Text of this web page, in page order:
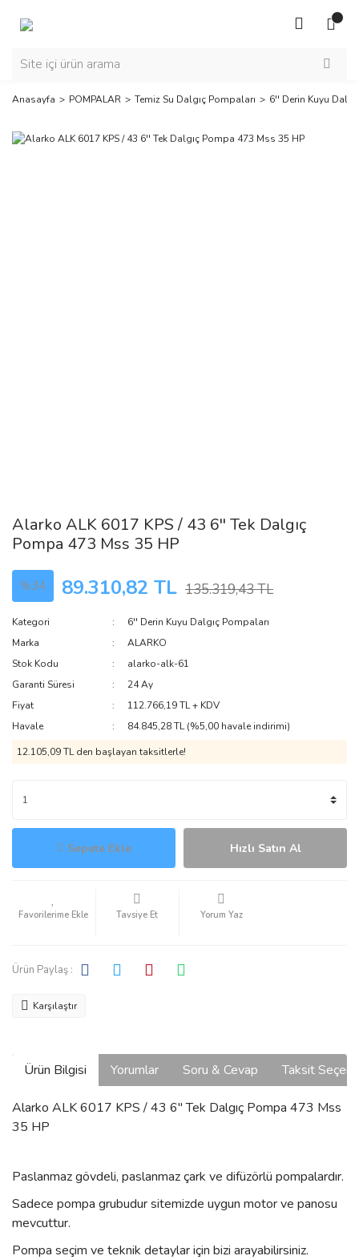
Anasayfa POMPALAR Temiz Su Dalgıç Pompaları 6'' Derin Kuyu
Alarko ALK 6017 KPS / 43 6'' Tek Dalgıç
Pompa 473 Mss 35 HP
%34 89.310,82 TL 135.319,43 TL
Kategori
6'' Derin Kuyu Dalgıç Pompaları
Marka
ALARKO
Stok Kodu
alarko-alk-61
Garanti Süresi
24 Ay
Fiyat
112.766,19 TL + KDV
Havale
84.845,28 TL (%5,00 havale indirimi)
12.105,09 TL den başlayan taksitlerle!
Sepete Ekle Hızlı Satın Al
Tavsiye Et Yorum Yaz
Ürün Paylaş :
Karşılaştır
Ürün Bilgisi Yorumlar Soru & Cevap Taksit
Alarko ALK 6017 KPS / 43 6'' Tek Dalgıç Pompa 473 Mss
35 HP
Paslanmaz gövdeli, paslanmaz çark ve difüzörlü pompalardır.
Sadece pompa grubudur sitemizde uygun motor ve panosu
mevcuttur.
Pompa seçim ve teknik detaylar için bizi arayabilirsiniz.